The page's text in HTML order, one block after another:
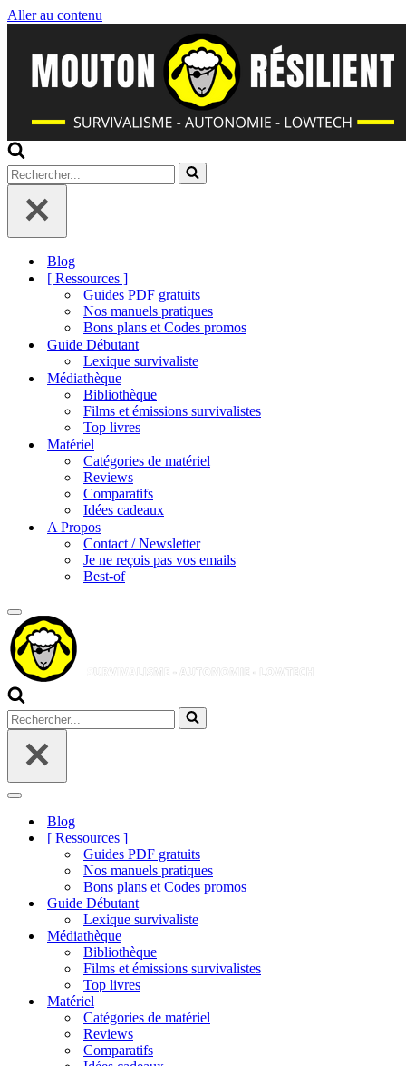
Aller au contenu
Rechercher...
Blog
[ Ressources ]
Guides PDF gratuits
Nos manuels pratiques
Bons plans et Codes promos
Guide Débutant
Lexique survivaliste
Médiathèque
Bibliothèque
Films et émissions survivalistes
Top livres
Matériel
Catégories de matériel
Reviews
Comparatifs
Idées cadeaux
A Propos
Contact / Newsletter
Je ne reçois pas vos emails
Best-of
Menu
de
navigation
Rechercher...
Menu
navigation
Blog
[ Ressources ]
Guides PDF gratuits
Nos manuels pratiques
Bons plans et Codes promos
Guide Débutant
Lexique survivaliste
Médiathèque
Bibliothèque
Films et émissions survivalistes
Top livres
Matériel
Catégories de matériel
Reviews
Comparatifs